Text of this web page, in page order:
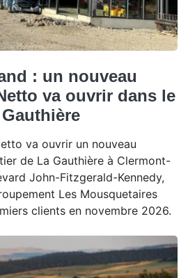
: un nouveau
va ouvrir dans le
va ouvrir un nouveau
de La Gauthière à Clermont-
John-Fitzgerald-Kennedy,
Les Mousquetaires
clients en novembre 2026.